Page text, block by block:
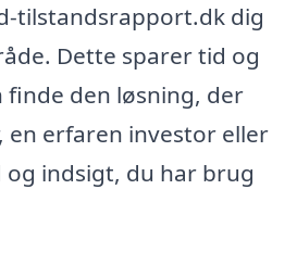
tilstandsrapport.dk dig
Dette sparer tid og
finde den løsning, der
en erfaren investor eller
indsigt, du har brug